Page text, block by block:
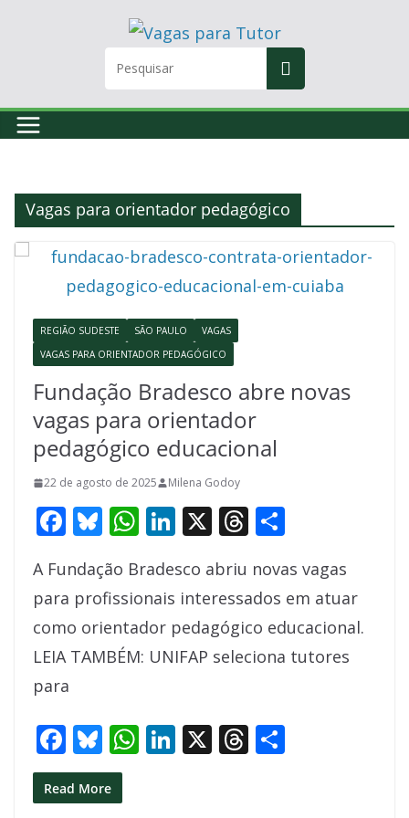
Vagas para orientador pedagógico
REGIÃO SUDESTE SÃO PAULO
VAGAS
VAGAS PARA ORIENTADOR PEDAGÓGICO
Fundação Bradesco abre novas
vagas para orientador
pedagógico educacional
22 de agosto de 2025 Milena Godoy
F
e
b
o
o
k
Bl
e
sk
y
W
at
s
A
p
Li
k
e
dI
n
X T
re
a
d
s
ar
e
A Fundação Bradesco abriu novas vagas
para profissionais interessados em atuar
como orientador pedagógico educacional.
LEIA TAMBÉM: UNIFAP seleciona tutores
para
F
ac
e
Bl
u
e
W Li X T
Read More